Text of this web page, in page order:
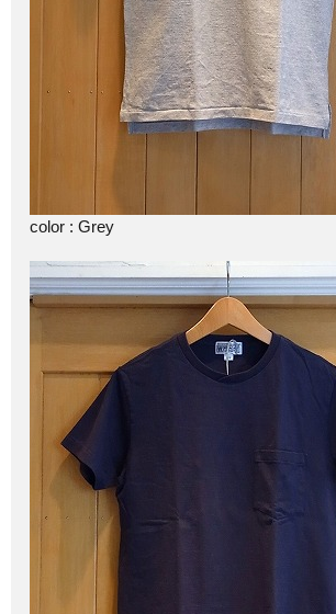
color : Grey